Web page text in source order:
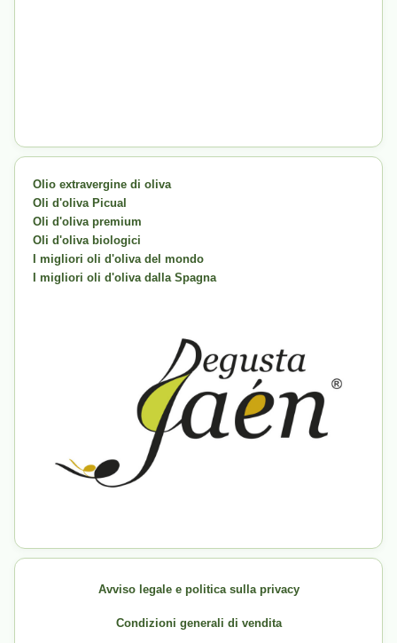
Olio extravergine di oliva
Oli d'oliva Picual
Oli d'oliva premium
Oli d'oliva biologici
I migliori oli d'oliva del mondo
I migliori oli d'oliva dalla Spagna
Avviso legale e politica sulla privacy
Condizioni generali di vendita